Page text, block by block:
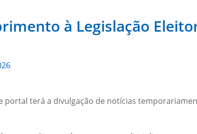
à Legislação
portal terá a divulgação de notícias